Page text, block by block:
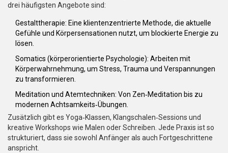
drei häufigsten Angebote sind:
Gestalttherapie: Eine klientenzentrierte Methode, die aktuelle
Gefühle und Körpersensationen nutzt, um blockierte Energie zu
lösen.
Somatics (körperorientierte Psychologie): Arbeiten mit
Körperwahrnehmung, um Stress, Trauma und Verspannungen
zu transformieren.
Meditation und Atemtechniken: Von Zen‑Meditation bis zu
modernen Achtsamkeits‑Übungen.
Zusätzlich gibt es Yoga‑Klassen, Klangschalen‑Sessions und
kreative Workshops wie Malen oder Schreiben. Jede Praxis ist so
strukturiert, dass sie sowohl Anfänger als auch Fortgeschrittene
anspricht.